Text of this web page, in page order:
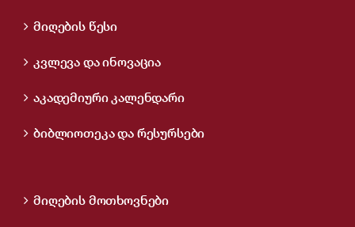
მიღების წესი
კვლევა და ინოვაცია
აკადემიური კალენდარი
ბიბლიოთეკა და რესურსები
მიღების მოთხოვნები